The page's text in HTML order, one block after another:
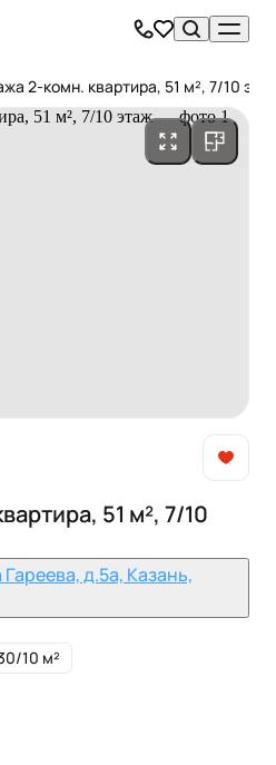
2-комн. квартира, 51 м², 7/10
51 м², 7/10
д.5а, Казань,
10 м²